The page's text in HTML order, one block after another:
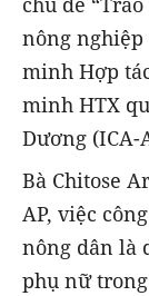
nông nghiệp
minh Hợp
minh HTX
Dương (ICA-
Bà Chitose
AP, việc
nông dân là
phụ nữ